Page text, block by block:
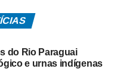
neste ano estão
Gonçalves e Aline
do Rio Paraguai
e urnas indígenas